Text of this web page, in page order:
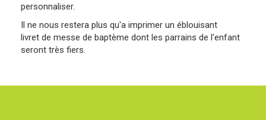
personnaliser.
Il ne nous restera plus qu'a imprimer un éblouisant
livret de messe de baptème dont les parrains de l'enfant
seront très fiers.